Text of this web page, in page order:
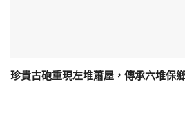
珍貴古砲重現左堆蕭屋，傳承六堆保